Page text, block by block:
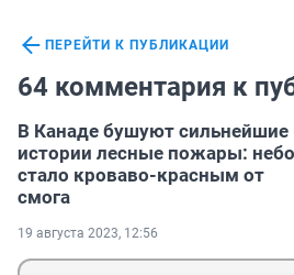
ПЕРЕЙТИ К ПУБЛИКАЦИИ
64 комментария к
В Канаде бушуют сильнейшие
истории лесные пожары: небо
стало кроваво-красным от
смога
19 августа 2023, 12:56